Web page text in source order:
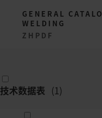
GENERAL
WELDING
ZH PDF
技术数据表 (1)